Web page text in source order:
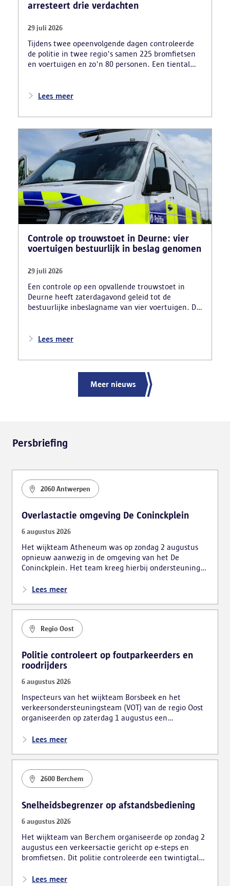
arresteert drie verdachten
29 juli 2026
Tijdens twee opeenvolgende dagen controleerde
de politie in twee regio's samen 225 bromfietsen
en voertuigen en zo'n 80 personen. Een tiental
beslag genomen. Daarnaast arresteerde de politie
motorblokken en inbrekersmateriaal gevonden.
Lees meer
Controle op trouwstoet in Deurne: vier
voertuigen bestuurlijk in beslag genomen
29 juli 2026
Een controle op een opvallende trouwstoet in
Deurne heeft zaterdagavond geleid tot de
bestuurlijke inbeslagname van vier voertuigen. De
nadat meerdere weggebruikers melding hadden
ernstige verkeershinder die dat als gevolg had.
Lees meer
Meer nieuws
Persbriefing
2060 Antwerpen
Overlastactie omgeving De Coninckplein
6 augustus 2026
Het wijkteam Atheneum was op zondag 2 augustus
opnieuw aanwezig in de omgeving van het De
Coninckplein. Het team kreeg hierbij ondersteuning
verschillende vaststellingen, waarbij ook vijf personen
Lees meer
Regio Oost
Politie controleert op foutparkeerders en
roodrijders
6 augustus 2026
Inspecteurs van het wijkteam Borsbeek en het
verkeersondersteuningsteam (VOT) van de regio Oost
organiseerden op zaterdag 1 augustus een
foutparkeerders en roodrijders.
Lees meer
2600 Berchem
Snelheidsbegrenzer op afstandsbediening
6 augustus 2026
Het wijkteam van Berchem organiseerde op zondag 2
augustus een verkeersactie gericht op e-steps en
bromfietsen. Dit politie controleerde een twintigtal
Lees meer